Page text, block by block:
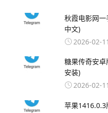
秋霞电影网
中文)
2026-02-11
糖果传奇安
安装)
2026-02-11
苹果